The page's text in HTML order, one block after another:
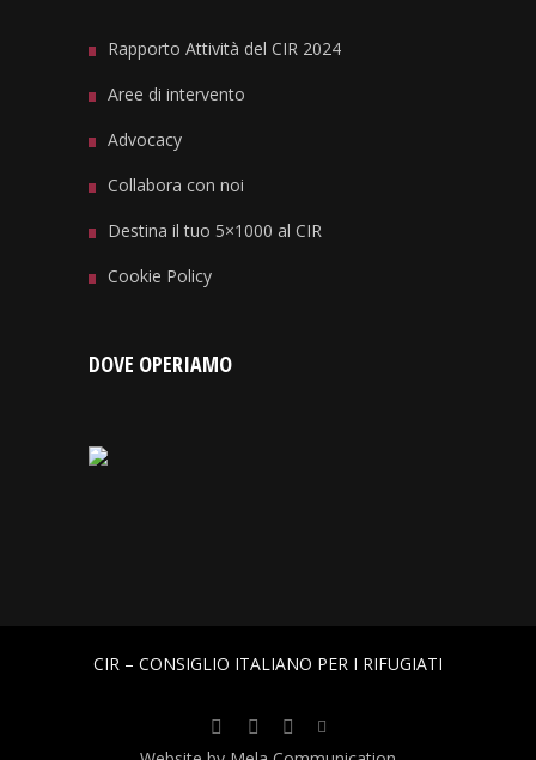
Rapporto Attività del CIR 2024
Aree di intervento
Advocacy
Collabora con noi
Destina il tuo 5×1000 al CIR
Cookie Policy
DOVE OPERIAMO
CIR – CONSIGLIO ITALIANO PER I RIFUGIATI